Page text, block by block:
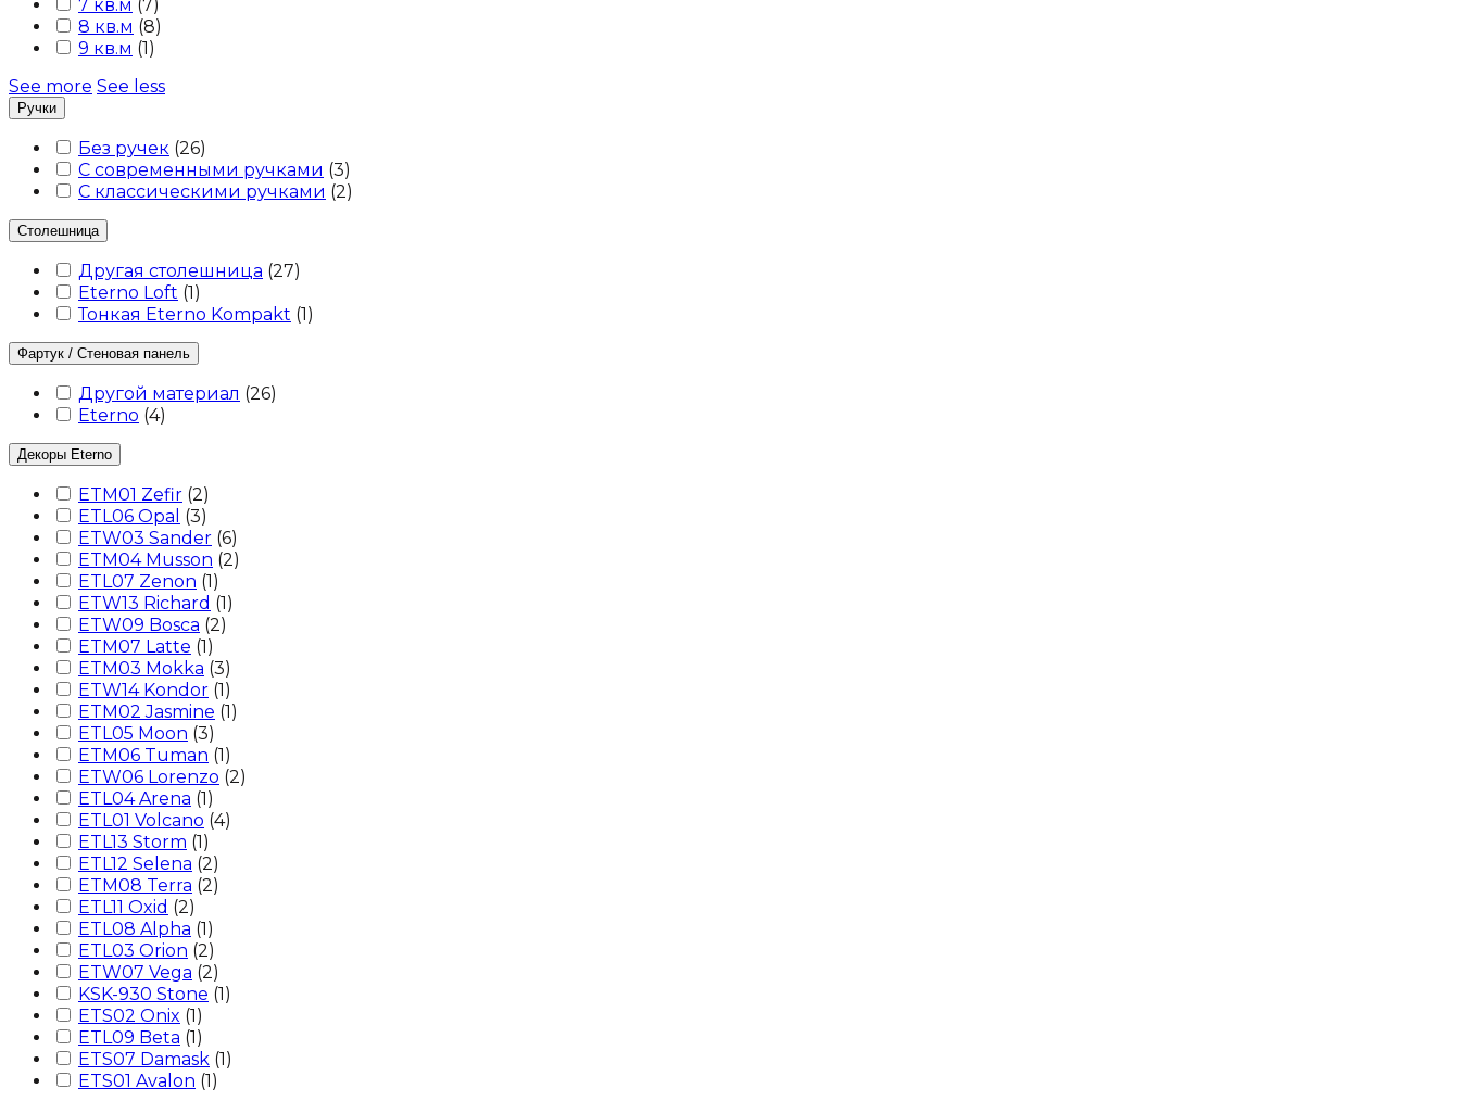
7 кв.м (7)
8 кв.м (8)
9 кв.м (1)
See more See less
Ручки
Без ручек (26)
С современными ручками (3)
С классическими ручками (2)
Столешница
Другая столешница (27)
Eterno Loft (1)
Тонкая Eterno Kompakt (1)
Фартук / Стеновая панель
Другой материал (26)
Eterno (4)
Декоры Eterno
ETM01 Zefir (2)
ETL06 Opal (3)
ETW03 Sander (6)
ETM04 Musson (2)
ETL07 Zenon (1)
ETW13 Richard (1)
ETW09 Bosca (2)
ETM07 Latte (1)
ETM03 Mokka (3)
ETW14 Kondor (1)
ETM02 Jasmine (1)
ETL05 Moon (3)
ETM06 Tuman (1)
ETW06 Lorenzo (2)
ETL04 Arena (1)
ETL01 Volcano (4)
ETL13 Storm (1)
ETL12 Selena (2)
ETM08 Terra (2)
ETL11 Oxid (2)
ETL08 Alpha (1)
ETL03 Orion (2)
ETW07 Vega (2)
KSK-930 Stone (1)
ETS02 Onix (1)
ETL09 Beta (1)
ETS07 Damask (1)
ETS01 Avalon (1)